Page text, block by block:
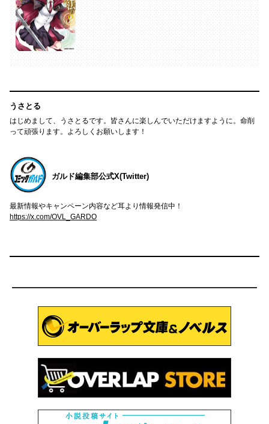
うさとる
はじめまして、うさとるです。皆さんに楽しんでいただけますように。命削
って頑張ります。よろしくお願いします！
ガルド編集部公式X(Twitter)
最新情報やキャンペーン内容など耳より情報発信中！
https://x.com/OVL_GARDO